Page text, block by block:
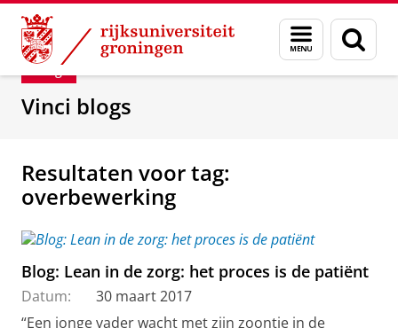
Skip
Content
Skip
Navigation
Menu
en
zoeken
Department of Innovation Management &
Blog
Vinci blogs
Resultaten voor tag:
overbewerking
Blog: Lean in de zorg: het proces is de patiënt
Datum:
30 maart 2017
“Een jonge vader wacht met zijn zoontje in de